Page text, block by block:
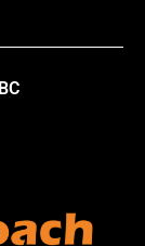
46:54